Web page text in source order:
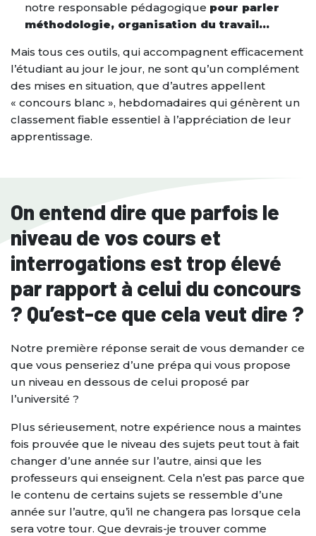
notre responsable pédagogique pour parler
méthodologie, organisation du travail…
Mais tous ces outils, qui accompagnent efficacement
l’étudiant au jour le jour, ne sont qu’un complément
des mises en situation, que d’autres appellent
« concours blanc », hebdomadaires qui génèrent un
classement fiable essentiel à l’appréciation de leur
apprentissage.
On entend dire que parfois le
niveau de vos cours et
interrogations est trop élevé
par rapport à celui du concours
? Qu’est-ce que cela veut dire ?
Notre première réponse serait de vous demander ce
que vous penseriez d’une prépa qui vous propose
un niveau en dessous de celui proposé par
l’université ?
Plus sérieusement, notre expérience nous a maintes
fois prouvée que le niveau des sujets peut tout à fait
changer d’une année sur l’autre, ainsi que les
professeurs qui enseignent. Cela n’est pas parce que
le contenu de certains sujets se ressemble d’une
année sur l’autre, qu’il ne changera pas lorsque cela
sera votre tour. Que devrais-je trouver comme